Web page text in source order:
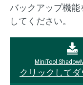
バックアップ機
してください。
MiniTool
クリックして